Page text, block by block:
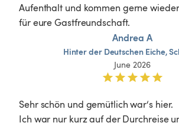
Aufenthalt und kommen gerne
für eure Gastfreundschaft.
Andrea A
Hinterder Deutschen Eiche,
June 2026
Sehr schön und gemütlich war‘s hier.
Ich war nur kurz auf der Durchreise